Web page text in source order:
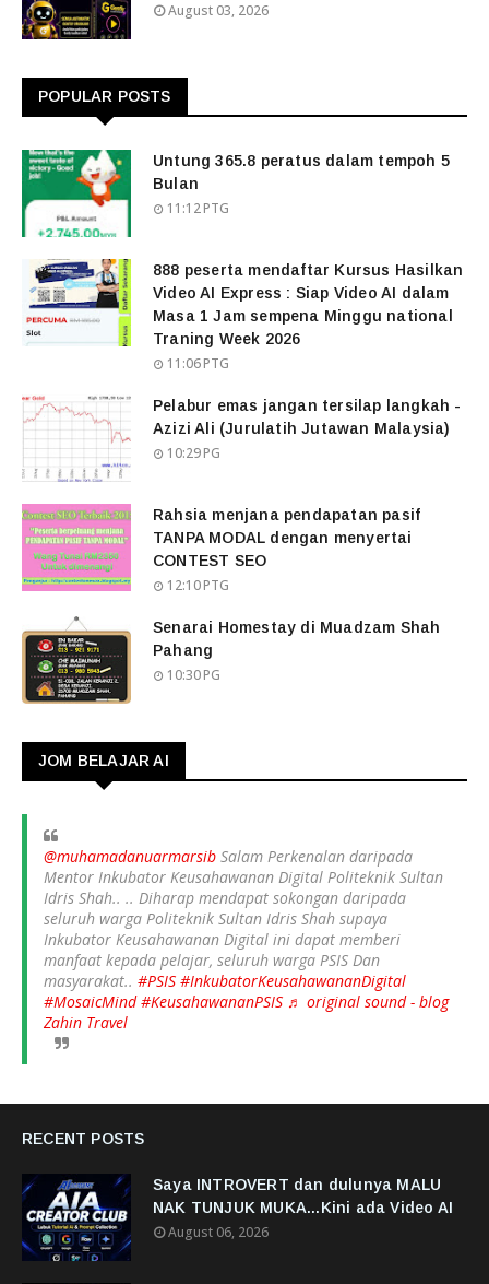
August 03, 2026
POPULAR POSTS
Untung 365.8 peratus dalam tempoh 5
Bulan
11:12 PTG
888 peserta mendaftar Kursus Hasilkan
Video AI Express : Siap Video AI dalam
Masa 1 Jam sempena Minggu national
Traning Week 2026
11:06 PTG
Pelabur emas jangan tersilap langkah -
Azizi Ali (Jurulatih Jutawan Malaysia)
10:29 PG
Rahsia menjana pendapatan pasif
TANPA MODAL dengan menyertai
CONTEST SEO
12:10 PTG
Senarai Homestay di Muadzam Shah
Pahang
10:30 PG
JOM BELAJAR AI
@muhamadanuarmarsib Salam Perkenalan daripada
Mentor Inkubator Keusahawanan Digital Politeknik Sultan
Idris Shah.. .. Diharap mendapat sokongan daripada
seluruh warga Politeknik Sultan Idris Shah supaya
Inkubator Keusahawanan Digital ini dapat memberi
manfaat kepada pelajar, seluruh warga PSIS Dan
masyarakat.. #PSIS #InkubatorKeusahawananDigital
#MosaicMind #KeusahawananPSIS ♬ original sound - blog
Zahin Travel
RECENT POSTS
Saya INTROVERT dan dulunya MALU
NAK TUNJUK MUKA...Kini ada Video AI
August 06, 2026